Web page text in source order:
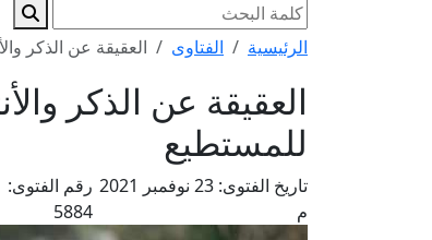
الرئيسية الفتاوى العقيقة عن الذكر
العقيقة عن الذكر
للمستطيع
تاريخ الفتوى:
23 نوفمبر 2021
م
رقم الفتوى:
5884